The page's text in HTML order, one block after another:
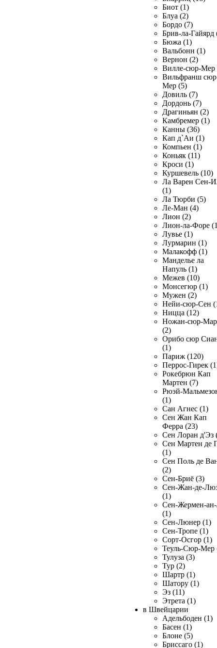
Биот (1)
Блуа (2)
Бордо (7)
Брив-ла-Гайярд
Бюжа (1)
Вальбонн (1)
Вернон (2)
Вилле-сюр-Мер
Вильфранш сюр
Мер (5)
Довиль (7)
Дордонь (7)
Драгиньян (2)
Камбремер (1)
Канны (36)
Кап д`Аи (1)
Компьен (1)
Коньяк (11)
Кроси (1)
Куршевель (10)
Ла Варен Сен-
(1)
Ла Тюрби (5)
Ле-Ман (4)
Лион (2)
Лион-ла-Форе
Лувье (1)
Лурмарин (1)
Малакофф (1)
Манделье ла
Напуль (1)
Межев (10)
Монсегюр (1)
Мужен (2)
Нейи-сюр-Сен
Ницца (12)
Ножан-сюр-
(2)
Орибо сюр
(1)
Париж (120)
Перрос-Гирек
Рокебрюн Кап
Мартен (7)
Рюэй-
(1)
Сан Агнес (1)
Сен Жан Кап
Ферра (23)
Сен Лоран д'Эз
Сен Мартен де
(1)
Сен Поль де
(2)
Сен-Бриё (3)
Сен-Жан-де-
(1)
Сен-Жермен-
(1)
Сен-Люнер (1)
Сен-Тропе (1)
Сорт-Осгор (1)
Теуль-Сюр-Мер
Тулуза (3)
Тур (2)
Шартр (1)
Шатору (1)
Эз (11)
Этрета (1)
в Швейцарии
Адельбоден (1)
Басен (1)
Блоне (5)
Бриссаго (1)